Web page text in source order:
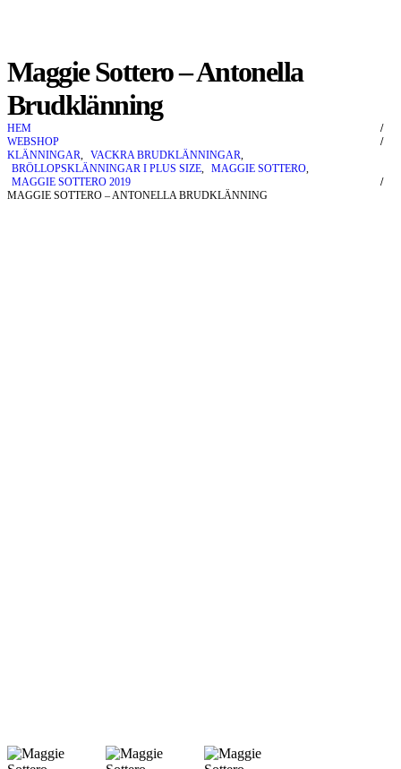
Maggie Sottero – Antonella
Brudklänning
HEM
WEBSHOP
KLÄNNINGAR, VACKRA BRUDKLÄNNINGAR,
BRÖLLOPSKLÄNNINGAR I PLUS SIZE, MAGGIE SOTTERO,
MAGGIE SOTTERO 2019
MAGGIE SOTTERO – ANTONELLA BRUDKLÄNNING